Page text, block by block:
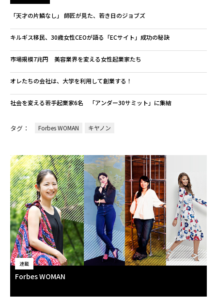
「天才の片鱗なし」 師匠が見た、若き日のジョブズ
キルギス移民、30歳女性CEOが語る「ECサイト」成功の秘訣
市場規模7兆円 美容業界を変える女性起業家たち
オレたちの会社は、大学を利用して創業する！
社会を変える若手起業家6名 「アンダー30サミット」に集結
タグ： Forbes WOMAN キヤノン
連載
Forbes WOMAN